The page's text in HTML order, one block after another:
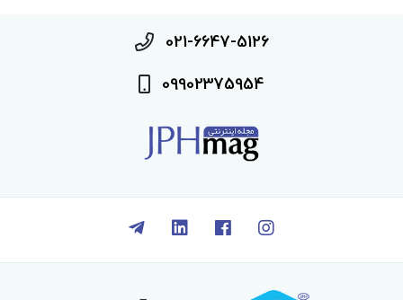
021-6647-5126
09902375954